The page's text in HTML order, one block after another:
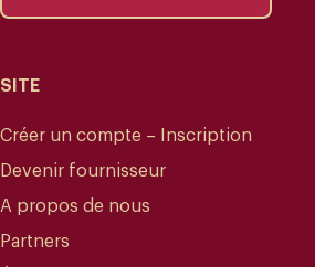
SITE
Créer un compte – Inscription
Devenir fournisseur
A propos de nous
Partners